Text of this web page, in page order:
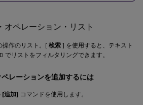
オペレーション・リスト
操作のリスト。[ 検索 ] を使用すると、テキスト
でリストをフィルタリングできます。
レーションを追加するには
[追加] コマンドを使用します。